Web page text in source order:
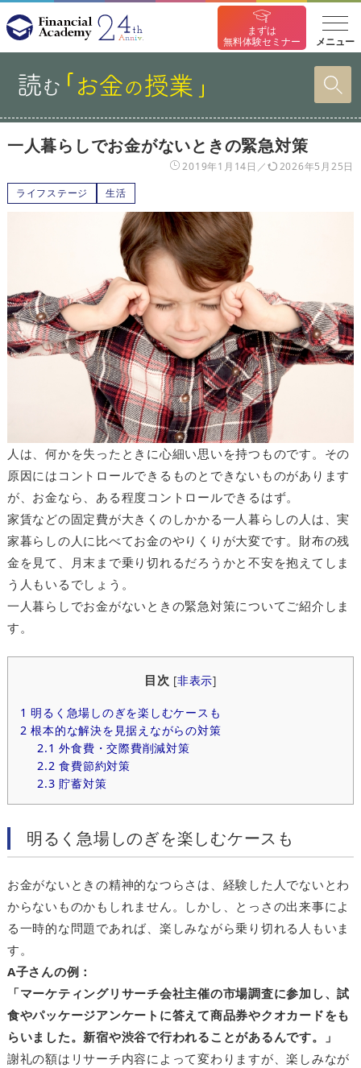
まずは
無料体験セミナー
メニュー
一人暮らしでお金がないときの緊急対策
2019年1月14日
2026年5月25日
ライフステージ
生活
人は、何かを失ったときに心細い思いを持つものです。その
原因にはコントロールできるものとできないものがあります
が、お金なら、ある程度コントロールできるはず。
家賃などの固定費が大きくのしかかる一人暮らしの人は、実
家暮らしの人に比べてお金のやりくりが大変です。財布の残
金を見て、月末まで乗り切れるだろうかと不安を抱えてしま
う人もいるでしょう。
一人暮らしでお金がないときの緊急対策についてご紹介しま
す。
目次 [非表示]
1 明るく急場しのぎを楽しむケースも
2 根本的な解決を見据えながらの対策
2.1 外食費・交際費削減対策
2.2 食費節約対策
2.3 貯蓄対策
明るく急場しのぎを楽しむケースも
お金がないときの精神的なつらさは、経験した人でないとわ
からないものかもしれません。しかし、とっさの出来事によ
る一時的な問題であれば、楽しみながら乗り切れる人もいま
す。
A子さんの例：
「マーケティングリサーチ会社主催の市場調査に参加し、試
食やパッケージアンケートに答えて商品券やクオカードをも
らいました。新宿や渋谷で行われることがあるんです。」
謝礼の額はリサーチ内容によって変わりますが、楽しみなが